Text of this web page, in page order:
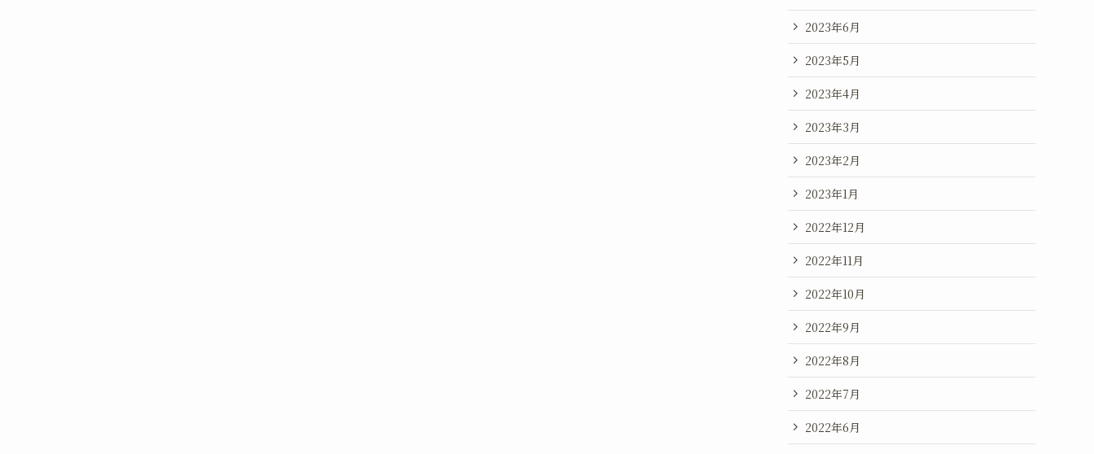
2023年6月
2023年5月
2023年4月
2023年3月
2023年2月
2023年1月
2022年12月
2022年11月
2022年10月
2022年9月
2022年8月
2022年7月
2022年6月